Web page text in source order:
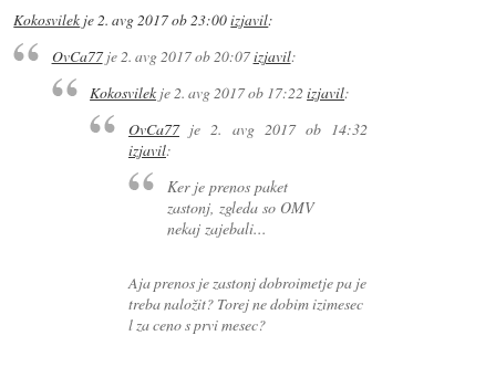
Kokosvilek je2. avg 2017 ob 23:00izjavil:
OvCa77je2. avg 2017 ob 20:07izjavil:
Kokosvilek je2. avg 2017 ob 17:22izjavil:
OvCa77je2. avg 2017 ob 14:32
izjavil:
Ker je prenos paket
zastonj, zgleda so OMV
nekaj zajebali...
Aja prenos je zastonj dobroimetje pa je
treba naložit? Torej ne dobim izimesec
l za ceno s prvi mesec?